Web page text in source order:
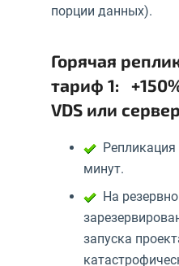
порции данных).
Горячая
тариф 1:
VDS или
минут.
На
запуска